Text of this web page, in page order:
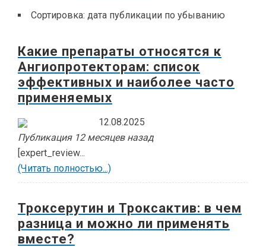
Сортировка: дата публикации по убыванию
Какие препараты относятся к
Ангиопротекторам: список
эффективных и наиболее часто
применяемых
12.08.2025
Публикация 12 месяцев назад
[expert_review...
(Читать полностью...)
Троксерутин и Троксактив: в чем
разница и можно ли применять
вместе?